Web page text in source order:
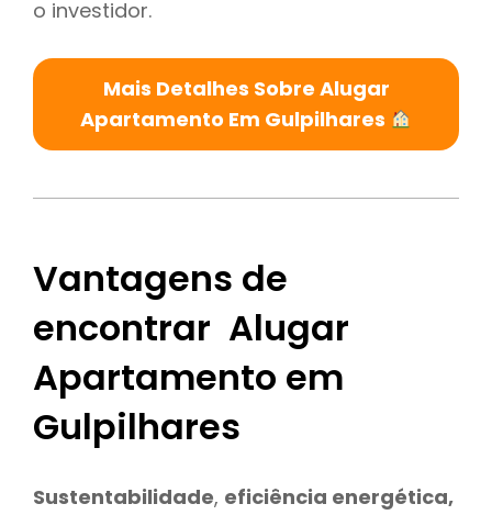
o investidor.
Mais Detalhes Sobre Alugar
Apartamento Em Gulpilhares
Vantagens de
encontrar Alugar
Apartamento em
Gulpilhares
Sustentabilidade, eficiência energética,